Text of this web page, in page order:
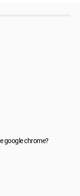
google chrome?